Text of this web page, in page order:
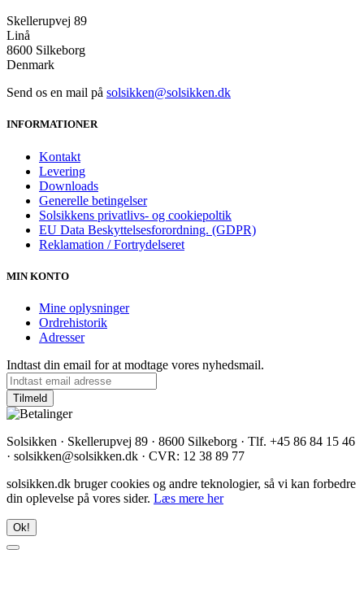
Skellerupvej 89
Linå
8600 Silkeborg
Denmark
Send os en mail på solsikken@solsikken.dk
INFORMATIONER
Kontakt
Levering
Downloads
Generelle betingelser
Solsikkens privatlivs- og cookiepoltik
EU Data Beskyttelsesforordning. (GDPR)
Reklamation / Fortrydelseret
MIN KONTO
Mine oplysninger
Ordrehistorik
Adresser
Indtast din email for at modtage vores nyhedsmail.
Solsikken · Skellerupvej 89 · 8600 Silkeborg · Tlf. +45 86 84 15 46
· solsikken@solsikken.dk · CVR: 12 38 89 77
solsikken.dk bruger cookies og andre teknologier, så vi kan forbedre
din oplevelse på vores sider. Læs mere her
Ok!